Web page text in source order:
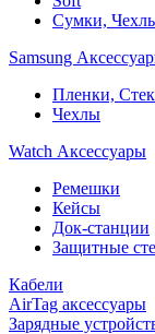
Сумки,
Samsung
Пленки,
Чехлы
Watch Аксессуары
Ремешки
Кейсы
Док-станции
Защитные
Кабели
AirTag аксессуары
Зарядные